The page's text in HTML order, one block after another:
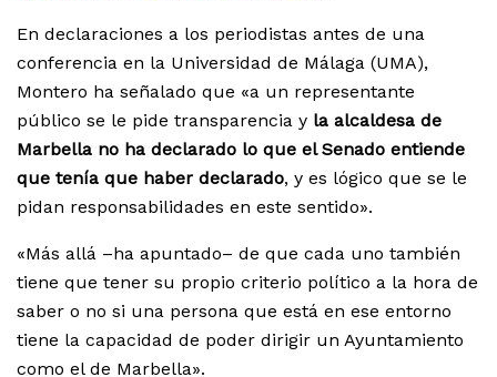
En declaraciones a los periodistas antes de una
conferencia en la Universidad de Málaga (UMA),
Montero ha señalado que «a un representante
público se le pide transparencia y la alcaldesa de
Marbella no ha declarado lo que el Senado entiende
que tenía que haber declarado, y es lógico que se le
pidan responsabilidades en este sentido».
«Más allá –ha apuntado– de que cada uno también
tiene que tener su propio criterio político a la hora de
saber o no si una persona que está en ese entorno
tiene la capacidad de poder dirigir un Ayuntamiento
como el de Marbella».